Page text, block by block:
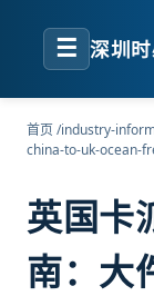
☰ 深圳
首页/industry-
china-to-uk-ocean-
英国卡
南：大